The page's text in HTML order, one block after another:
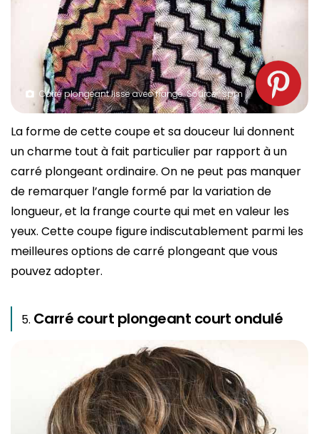
Carré plongeant lisse avec frange. Source : spm
La forme de cette coupe et sa douceur lui donnent
un charme tout à fait particulier par rapport à un
carré plongeant ordinaire. On ne peut pas manquer
de remarquer l’angle formé par la variation de
longueur, et la frange courte qui met en valeur les
yeux. Cette coupe figure indiscutablement parmi les
meilleures options de carré plongeant que vous
pouvez adopter.
Carré court plongeant court ondulé